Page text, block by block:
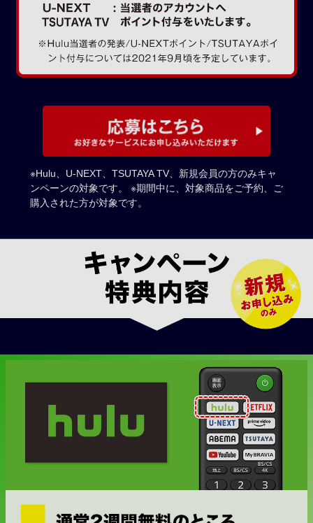
※Hulu、U-NEXT、TSUTAYA TV、新規会員の方のみキャ
ンペーンの対象です。
※期間中に、対象商品をご予約、ご
購入された方が対象です。